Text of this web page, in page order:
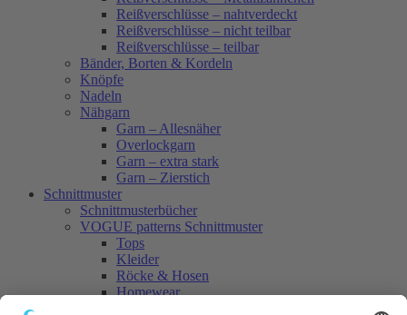
Reißverschlüsse – nahtverdeckt
Reißverschlüsse – nicht teilbar
Reißverschlüsse – teilbar
Bänder, Borten & Kordeln
Knöpfe
Nadeln
Nähgarn
Garn – Allesnäher
Overlockgarn
Garn – extra stark
Garn – Zierstich
Schnittmuster
Schnittmusterbücher
VOGUE patterns Schnittmuster
Tops
Kleider
Röcke & Hosen
Homewear